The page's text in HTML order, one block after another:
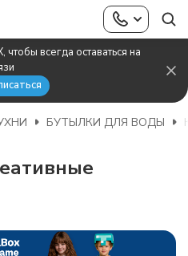
всегда оставаться на
БУТЫЛКИ ДЛЯ ВОДЫ